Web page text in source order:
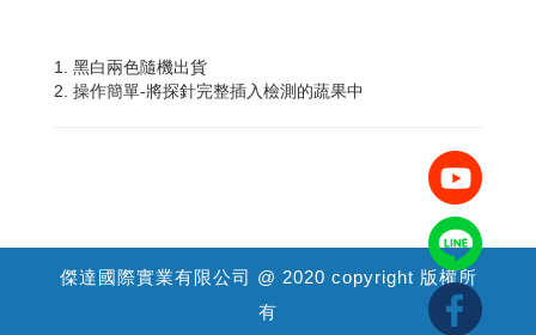
1. 黑白兩色隨機出貨
2. 操作簡單-將探針完整插入檢測的蔬果中
傑達國際實業有限公司 @ 2020 copyright 版權所
有